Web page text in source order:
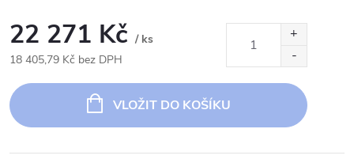
22 271 Kč / ks
18 405,79 Kč bez DPH
cena:
VLOŽIT DO KOŠÍKU